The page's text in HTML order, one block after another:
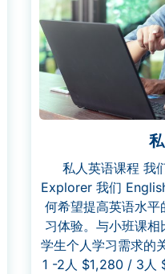
私人英语课程 我
Explorer 我们
何希望提高英语水
习体验。与小班课
学生个人学习需求的
1 -2人 $1,280 / 3人